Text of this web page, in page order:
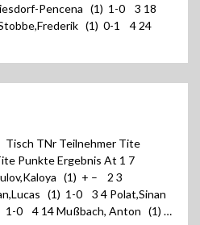
Pencena (1) 1-0 3 18
(1) 0-1 4 24
Tisch TNr Teilnehmer Tite
Punkte Ergebnis At 1 7
(1) + – 2 3
(1) 1-0 3 4 Polat,Sinan
1-0 4 14 Mußbach, Anton (1) …